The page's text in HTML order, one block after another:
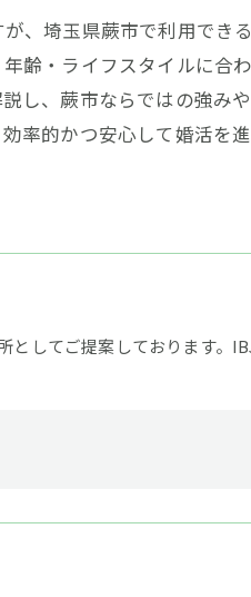
、埼玉県蕨市で利用でき
齢・ライフスタイルに合
し、蕨市ならではの強み
率的かつ安心して婚活を
としてご提案しております。